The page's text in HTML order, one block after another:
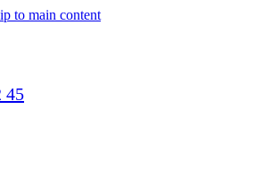
to main content
45